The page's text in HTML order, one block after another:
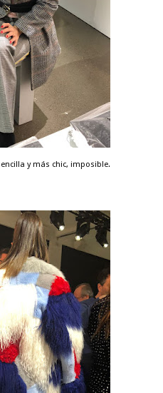
y más chic, imposible.